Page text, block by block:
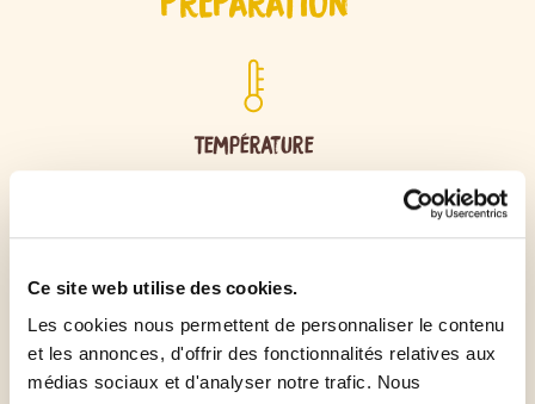
Ce site web utilise des cookies.
Les cookies nous permettent de personnaliser le contenu
et les annonces, d'offrir des fonctionnalités relatives aux
médias sociaux et d'analyser notre trafic. Nous
Température
Temps de cuisson
10 à 15min